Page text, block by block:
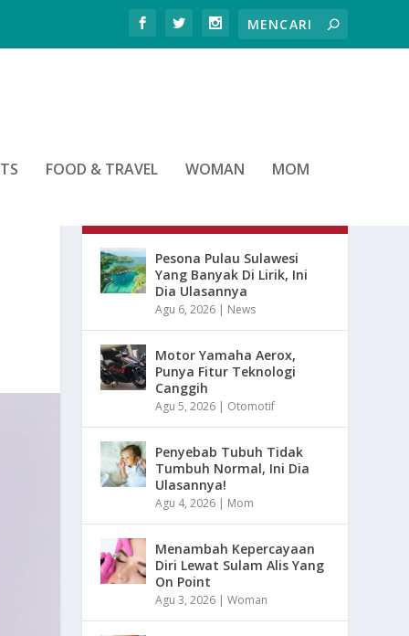
FOOD & TRAVEL WOMAN MOM
Pesona Pulau Sulawesi
Yang Banyak Di Lirik, Ini
Dia Ulasannya
Agu 6, 2026 | News
Motor Yamaha Aerox,
Punya Fitur Teknologi
Canggih
Agu 5, 2026 | Otomotif
Penyebab Tubuh Tidak
Tumbuh Normal, Ini Dia
Ulasannya!
Agu 4, 2026 | Mom
Menambah Kepercayaan
Diri Lewat Sulam Alis Yang
On Point
Agu 3, 2026 |Woman